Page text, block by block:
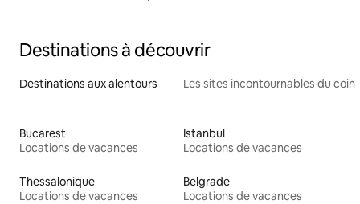
Destinations à découvrir
Destinations aux alentours Les sites incontournables du coin
Bucarest
Locations de vacances
Istanbul
Locations de vacances
Thessalonique
Locations de vacances
Belgrade
Locations de vacances